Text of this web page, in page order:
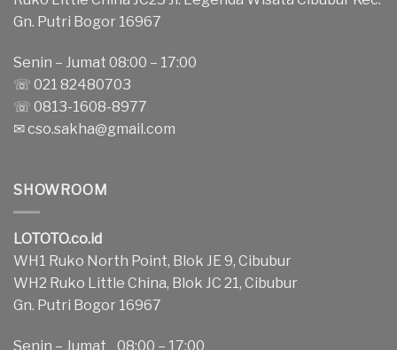
Gn. Putri Bogor 16967
Senin – Jumat 08:00 – 17:00
☏ 021 82480703
☏ 0813-1608-8977
✉cso.sakha@gmail.com
SHOWROOM
LOTOTO.co.id
WH1 Ruko North Point, Blok JE 9, Cibubur
WH2 Ruko Little China, Blok JC 21, Cibubur
Gn. Putri Bogor 16967
Senin – Jumat 08:00 – 17:00